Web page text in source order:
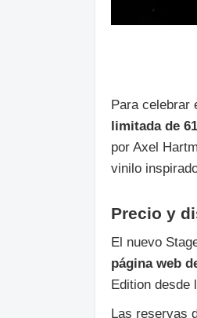
Para celebrar
limitada de
por Axel
vinilo
Precio y
El nuevo
página web
Edition desde
Las reservas